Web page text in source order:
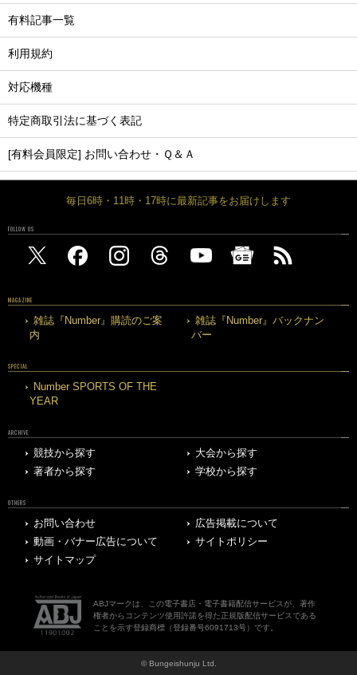
有料記事一覧
利用規約
対応機種
特定商取引法に基づく表記
[有料会員限定] お問い合わせ・Ｑ＆Ａ
毎日6時・11時・17時に最新記事をお届けします
FOLLOW US
MAGAZINE
雑誌『Number』購読のご案
内
雑誌『Number』バックナン
バー
SPECIAL
Number SPORTS OF THE
YEAR
ARCHIVE
競技から探す
大会から探す
著者から探す
学校から探す
OTHERS
お問い合わせ
広告掲載について
動画・バナー広告について
サイトポリシー
サイトマップ
ABJマークは、この電子書店・電子書籍配信サービスが、著作
権者からコンテンツ使用許諾を得た正規版配信サービスである
ことを示す登録商標（登録番号6091713号）です。
© Bungeishunju Ltd.